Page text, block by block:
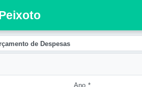
de Despesas
Ano *